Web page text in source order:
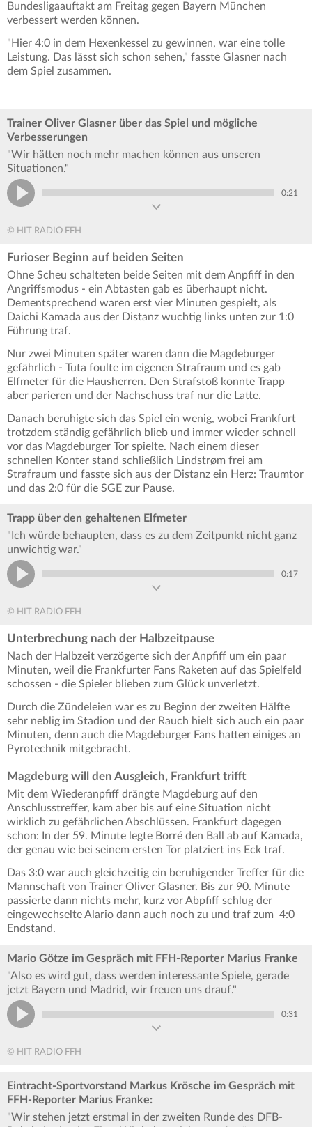
Bundesligaauftakt am Freitag gegen Bayern München
verbessert werden können.
"Hier 4:0 in dem Hexenkessel zu gewinnen, war eine tolle
Leistung. Das lässt sich schon sehen," fasste Glasner nach
dem Spiel zusammen.
Trainer Oliver Glasner über das Spiel und mögliche
Verbesserungen
"Wir hätten noch mehr machen können aus unseren
Situationen."
0:21
© HIT RADIO FFH
Furioser Beginn auf beiden Seiten
Ohne Scheu schalteten beide Seiten mit dem Anpfiff in den
Angriffsmodus - ein Abtasten gab es überhaupt nicht.
Dementsprechend waren erst vier Minuten gespielt, als
Daichi Kamada aus der Distanz wuchtig links unten zur 1:0
Führung traf.
Nur zwei Minuten später waren dann die Magdeburger
gefährlich - Tuta foulte im eigenen Strafraum und es gab
Elfmeter für die Hausherren. Den Strafstoß konnte Trapp
aber parieren und der Nachschuss traf nur die Latte.
Danach beruhigte sich das Spiel ein wenig, wobei Frankfurt
trotzdem ständig gefährlich blieb und immer wieder schnell
vor das Magdeburger Tor spielte. Nach einem dieser
schnellen Konter stand schließlich Lindstrøm frei am
Strafraum und fasste sich aus der Distanz ein Herz: Traumtor
und das 2:0 für die SGE zur Pause.
Trapp über den gehaltenen Elfmeter
"Ich würde behaupten, dass es zu dem Zeitpunkt nicht ganz
unwichtig war."
0:17
© HIT RADIO FFH
Unterbrechung nach der Halbzeitpause
Nach der Halbzeit verzögerte sich der Anpfiff um ein paar
Minuten, weil die Frankfurter Fans Raketen auf das Spielfeld
schossen - die Spieler blieben zum Glück unverletzt.
Durch die Zündeleien war es zu Beginn der zweiten Hälfte
sehr neblig im Stadion und der Rauch hielt sich auch ein paar
Minuten, denn auch die Magdeburger Fans hatten einiges an
Pyrotechnik mitgebracht.
Magdeburg will den Ausgleich, Frankfurt trifft
Mit dem Wiederanpfiff drängte Magdeburg auf den
Anschlusstreffer, kam aber bis auf eine Situation nicht
wirklich zu gefährlichen Abschlüssen. Frankfurt dagegen
schon: In der 59. Minute legte Borré den Ball ab auf Kamada,
der genau wie bei seinem ersten Tor platziert ins Eck traf.
Das 3:0 war auch gleichzeitig ein beruhigender Treffer für die
Mannschaft von Trainer Oliver Glasner. Bis zur 90. Minute
passierte dann nichts mehr, kurz vor Abpfiff schlug der
eingewechselte Alario dann auch noch zu und traf zum 4:0
Endstand.
Mario Götze im Gespräch mit FFH-Reporter Marius Franke
"Also es wird gut, dass werden interessante Spiele, gerade
jetzt Bayern und Madrid, wir freuen uns drauf."
0:31
© HIT RADIO FFH
Eintracht-Sportvorstand Markus Krösche im Gespräch mit
FFH-Reporter Marius Franke:
"Wir stehen jetzt erstmal in der zweiten Runde des DFB-